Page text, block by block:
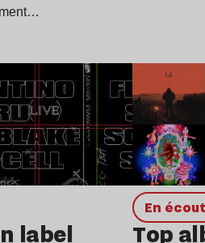
label
en
Top
Lire l’article